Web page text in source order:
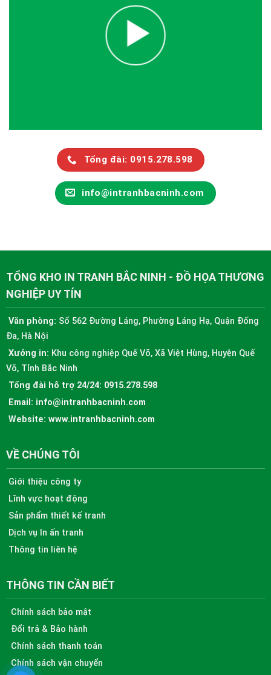
Tổng đài: 0915.278.598
info@intranhbacninh.com
TỔNG KHO IN TRANH BẮC NINH - ĐỒ HỌA THƯƠNG
NGHIỆP UY TÍN
Văn phòng: Số 562 Đường Láng, Phường Láng Hạ, Quận Đống
Đa, Hà Nội
Xưởng in: Khu công nghiệp Quế Võ, Xã Việt Hùng, Huyện Quế
Võ, Tỉnh Bắc Ninh
Tổng đài hỗ trợ 24/24: 0915.278.598
Email: info@intranhbacninh.com
Website: www.intranhbacninh.com
VỀ CHÚNG TÔI
Giới thiệu công ty
Lĩnh vực hoạt động
Sản phẩm thiết kế tranh
Dịch vụ In ấn tranh
Thông tin liên hệ
THÔNG TIN CẦN BIẾT
Chính sách bảo mật
Đổi trả & Bảo hành
Chính sách thanh toán
Chính sách vận chuyển